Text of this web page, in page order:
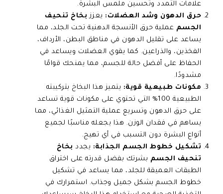
علامات التمدد وتحسين ملمس البشرة.
حرق الدهون وشد العضلات: يعزز بخاخ تنحيف
الجسم عملية حرق الأنسجة الدهنية تحت الجلد، مما
يساعد على تقليل الدهون في مناطق البطن، الأرداف،
الفخذين، والذراعين. كما يقوي العضلات ويساعد في
الحفاظ على أفضل حالة للجسم، مما يمنحك قوامًا
مشدودًا.
مكونات طبيعية قوية: يتميز هذا البخاخ بتركيبته
الطبيعية 100% التي تحتوي على مكونات قوية تساعد
على حرق الدهون وتسريع عملية التمثيل الغذائي، مما
يساهم في فقدان الوزن. هذا يجعله مناسبًا لجميع
أنواع البشرة دون التسبب في أي تهيج.
تشكيل خطوط الجسم الجذابة: يجدد بخاخ
تنحيف الجسم بشرتك بفضل قدرته على اختراق
الطبقات العميقة للجلد، مما يساعد في تشكيل
خطوط الجسم بشكل جميل وجذاب. استمرارك في